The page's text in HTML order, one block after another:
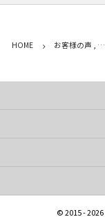
HOME お客様の声 , …
©2015 - 2026